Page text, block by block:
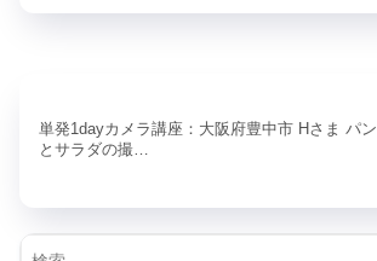
単発1dayカメラ講座：大阪府豊中市 Hさま パン
とサラダの撮…